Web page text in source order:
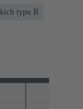
typu R